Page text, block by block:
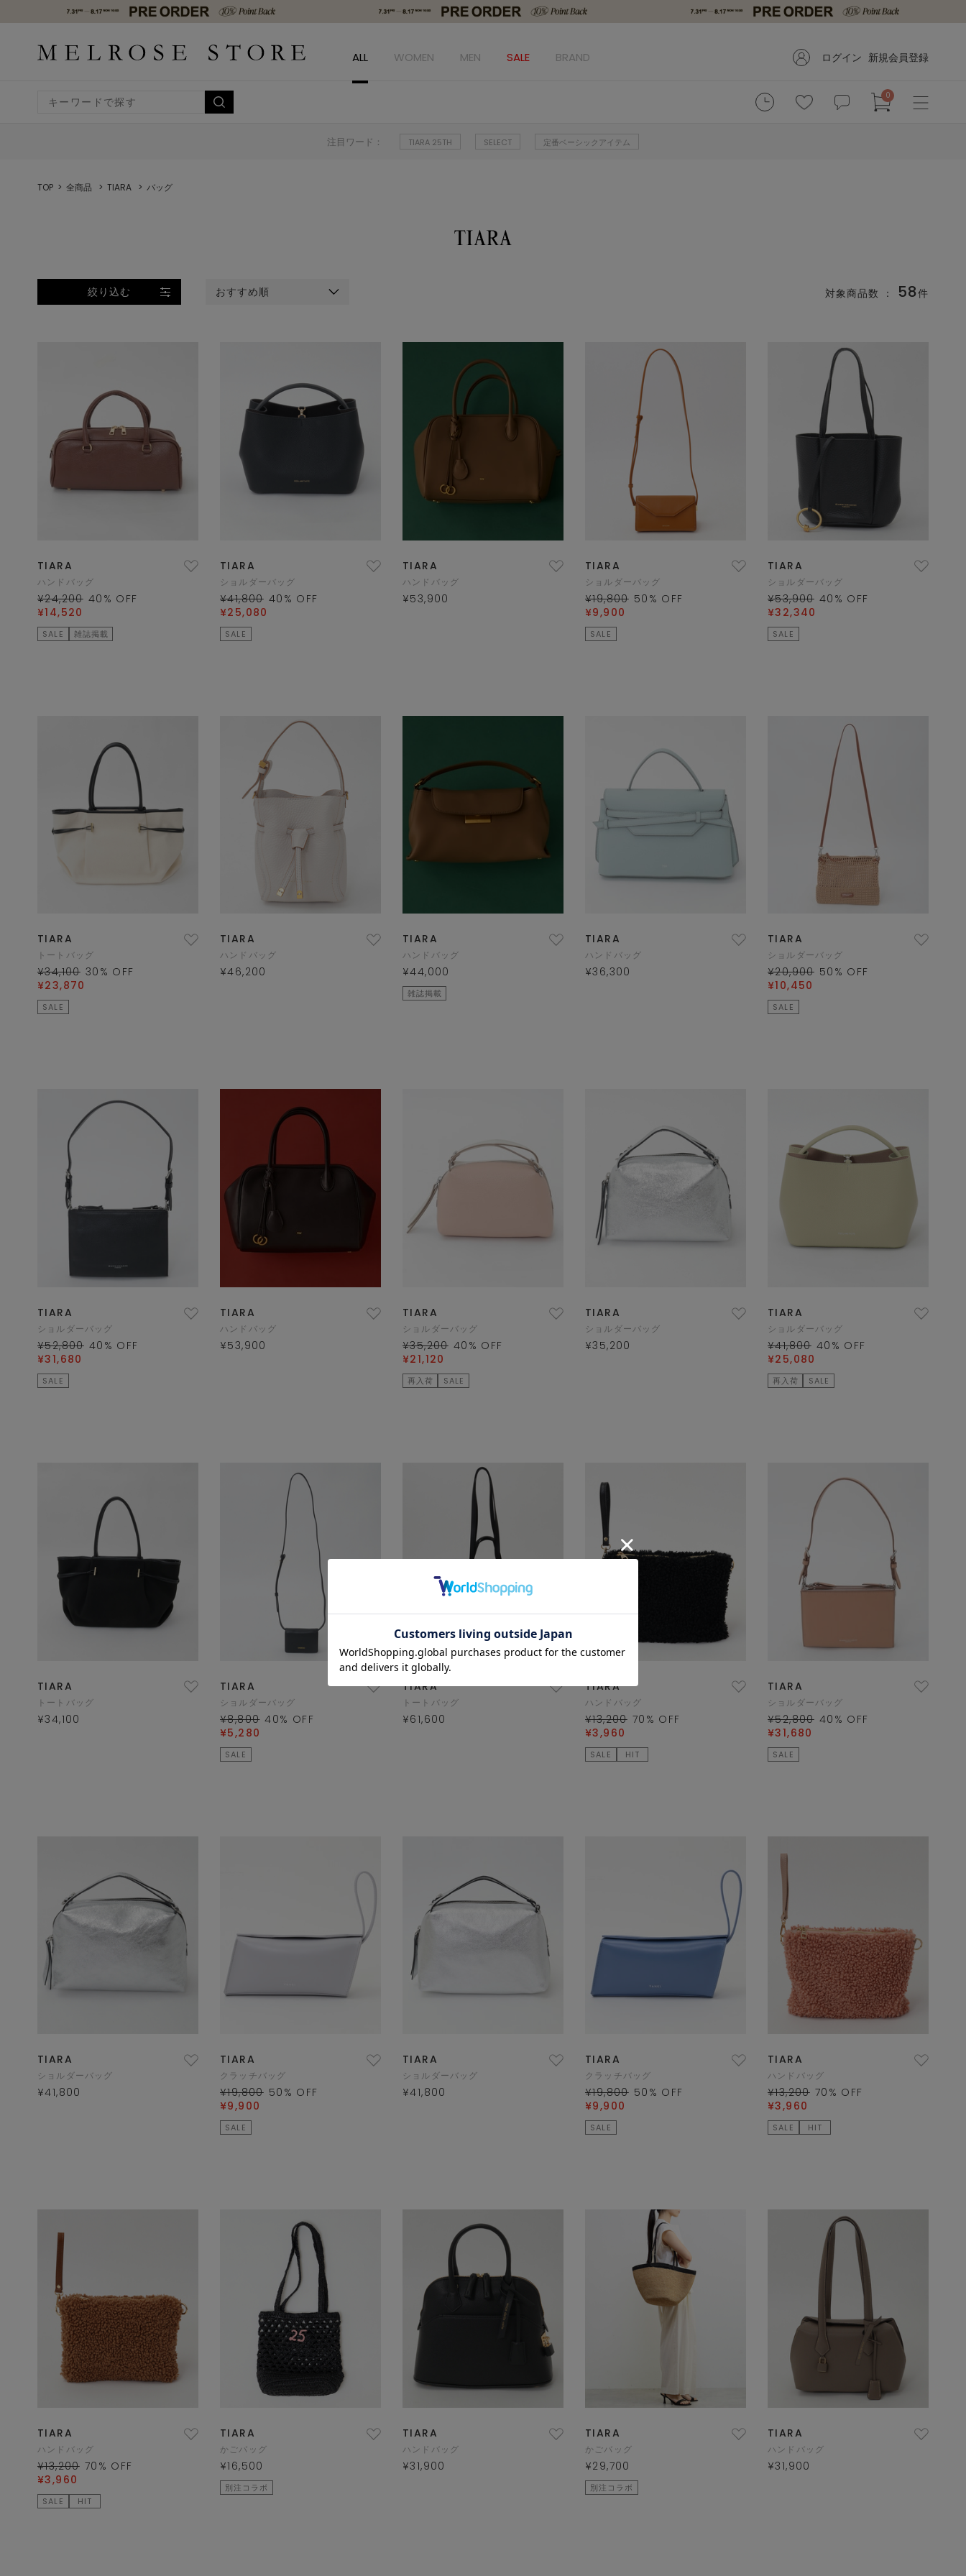
ALL WOMEN MEN SALE BRAND ログイン 新規会員登録
0
注目ワード： TIARA 25TH SELECT 定番ベーシックアイテム
TOP 全商品 TIARA バッグ
絞り込む おすすめ順 対象商品数 ： 58件
TIARA
ハンドバッグ
¥24,200 40 % OFF
¥14,520
SALE 雑誌掲載
TIARA
ショルダーバッグ
¥41,800 40 % OFF
¥25,080
SALE
TIARA
ハンドバッグ
¥53,900
TIARA
ショルダーバッグ
¥19,800 50 % OFF
¥9,900
SALE
TIARA
ショルダーバッグ
¥53,900 40 % OFF
¥32,340
SALE
TIARA
トートバッグ
¥34,100 30 % OFF
¥23,870
SALE
TIARA
ハンドバッグ
¥46,200
TIARA
ハンドバッグ
¥44,000
雑誌掲載
TIARA
ハンドバッグ
¥36,300
TIARA
ショルダーバッグ
¥20,900 50 % OFF
¥10,450
SALE
TIARA
ショルダーバッグ
¥52,800 40 % OFF
¥31,680
SALE
TIARA
ハンドバッグ
¥53,900
TIARA
ショルダーバッグ
¥35,200 40 % OFF
¥21,120
再入荷 SALE
TIARA
ショルダーバッグ
¥35,200
TIARA
ショルダーバッグ
¥41,800 40 % OFF
¥25,080
再入荷 SALE
TIARA
トートバッグ
¥34,100
TIARA
ショルダーバッグ
¥8,800 40% OFF
¥5,280
SALE
TIARA
トートバッグ
¥61,600
TIARA
ハンドバッグ
¥13,200 70 % OFF
¥3,960
SALE HIT
TIARA
ショルダーバッグ
¥52,800 40 % OFF
¥31,680
SALE
TIARA
ショルダーバッグ
¥41,800
TIARA
クラッチバッグ
¥19,800 50 % OFF
¥9,900
SALE
TIARA
ショルダーバッグ
¥41,800
TIARA
クラッチバッグ
¥19,800 50 % OFF
¥9,900
SALE
TIARA
ハンドバッグ
¥13,200 70 % OFF
¥3,960
SALE HIT
TIARA
ハンドバッグ
¥13,200 70 % OFF
¥3,960
SALE HIT
TIARA
かごバッグ
¥16,500
別注コラボ
TIARA
ハンドバッグ
¥31,900
TIARA
かごバッグ
¥29,700
別注コラボ
TIARA
ハンドバッグ
¥31,900